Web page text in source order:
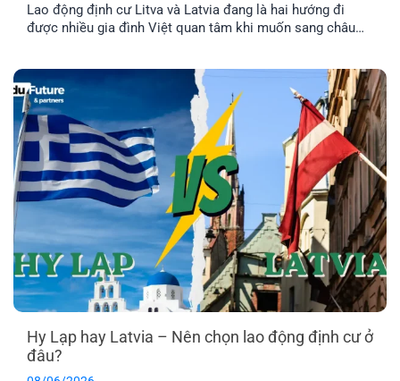
Lao động định cư Litva và Latvia đang là hai hướng đi
được nhiều gia đình Việt quan tâm khi muốn sang châu
lương, chi phí sinh hoạt, môi trường sống [...]
Hy Lạp hay Latvia – Nên chọn lao động định cư ở
đâu?